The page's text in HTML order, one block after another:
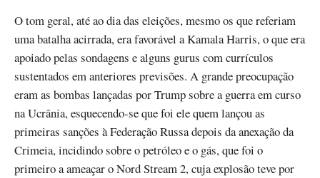
O tom geral, até ao dia das eleições, mesmo os que referiam
uma batalha acirrada, era favorável a Kamala Harris, o que era
apoiado pelas sondagens e alguns gurus com currículos
sustentados em anteriores previsões. A grande preocupação
eram as bombas lançadas por Trump sobre a guerra em curso
na Ucrânia, esquecendo-se que foi ele quem lançou as
primeiras sanções à Federação Russa depois da anexação da
Crimeia, incidindo sobre o petróleo e o gás, que foi o
primeiro a ameaçar o Nord Stream 2, cuja explosão teve por